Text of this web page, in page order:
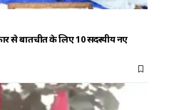
से बातचीत के लिए 10 सदस्यीय नए